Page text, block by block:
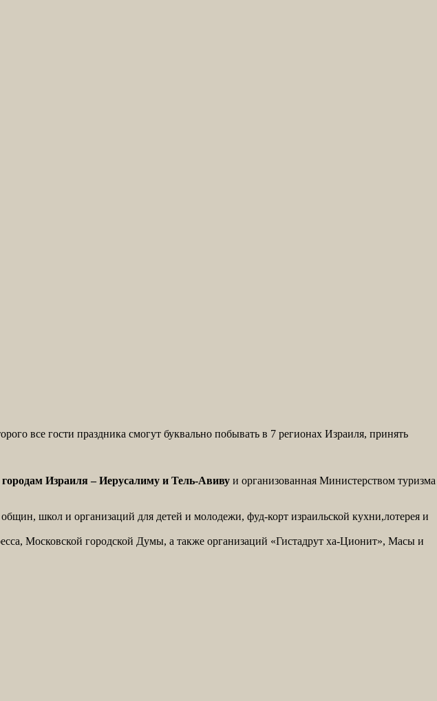
все гости праздника смогут буквально побывать в 7 регионах Израиля, принять
Израиля – Иерусалиму и Тель-Авиву и организованная Министерством туризма
школ и организаций для детей и молодежи, фуд-корт израильской кухни,лотерея и
Московской городской Думы, а также организаций «Гистадрут ха-Ционит», Масы и